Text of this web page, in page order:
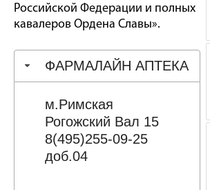
Российской Федерации и полных
кавалеров Ордена Славы».
ФАРМАЛАЙН АПТЕКА
м.Римская
Рогожский Вал 15
8(495)255-09-25
доб.04